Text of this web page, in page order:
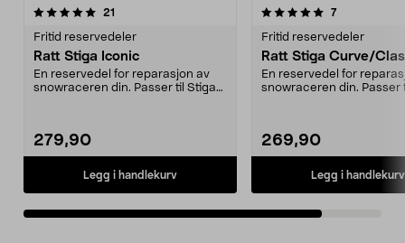
21
Fritid reservedeler
Ratt Stiga Iconic
En reservedel for reparasjon av
snowraceren din. Passer til Stiga
279,90
Legg i handlekurv
5.0av 5 stjerner 7anmeldelser
Fritid reservedeler
Ratt Stiga Curve/
En reservedel for
snowraceren din. Passer
269,90
Legg i handlekurv